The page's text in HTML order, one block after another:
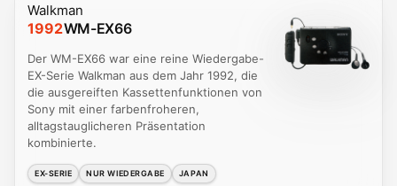
Walkman
1992WM-EX66
Der WM-EX66 war eine reine Wiedergabe-
EX-Serie Walkman aus dem Jahr 1992, die
die ausgereiften Kassettenfunktionen von
Sony mit einer farbenfroheren,
alltagstauglicheren Präsentation
kombinierte.
EX-SERIE NUR WIEDERGABE JAPAN